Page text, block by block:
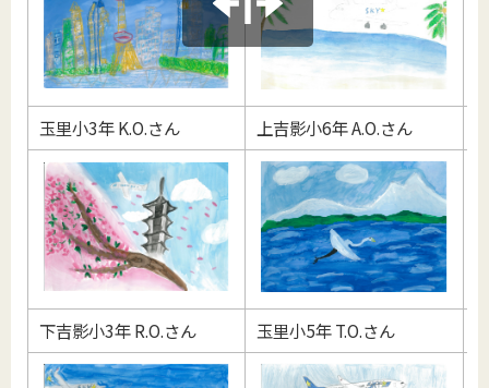
玉里小3年 K.O.さん 上吉影小6年 A.O.さん
下吉影小3年 R.O.さん 玉里小5年 T.O.さん